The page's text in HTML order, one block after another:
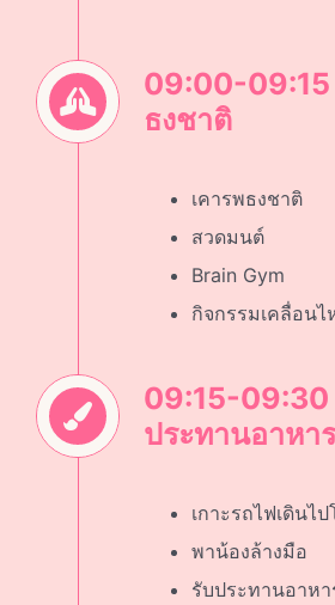
09:00-09:15
ธงชาติ
เคารพธงชาติ
สวดมนต์
Brain Gym
กิจกรรมเคลื่อนไ
09:15-09:30
ประทานอาหา
เกาะรถไฟเดินไ
พาน้องล้างมือ
รับประทานอาหา